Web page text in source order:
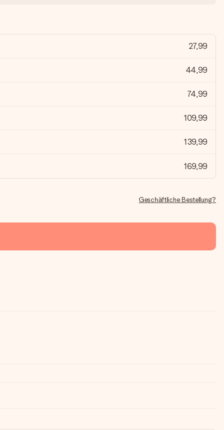
27,99
44,99
74,99
109,99
139,99
169,99
Geschäftliche Bestellung?